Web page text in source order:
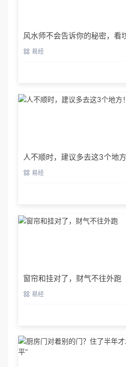
风水师不会告诉你的秘密，看
易经
人不顺时，建议多去这3个地方
易经
窗帘和挂对了，财气不往外跑
易经